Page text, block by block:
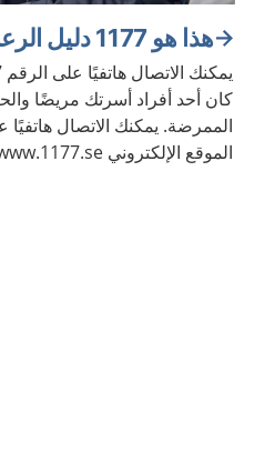
هذا هو 1177 دليل الرعاية الصحية
كان أحد أفراد أسرتك مريضًا
الممرضة. يمكنك الاتصال